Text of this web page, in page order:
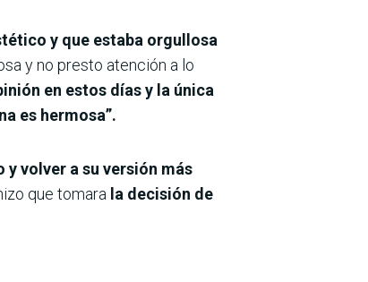
y que estaba orgullosa
y no presto atención a lo
en estos días y la única
es hermosa”.
volver a su versión más
que tomara la decisión de